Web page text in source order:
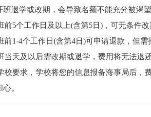
班退学或改期，会导致名额不能充分被渴
前5个工作日及以上(含第5日)，可无条件
前1-4个工作日(含第4日)可申请退款，但
当天及以后需改期或退学，费用将无法退
校要求，学校将您的信息报备海事局后，
。